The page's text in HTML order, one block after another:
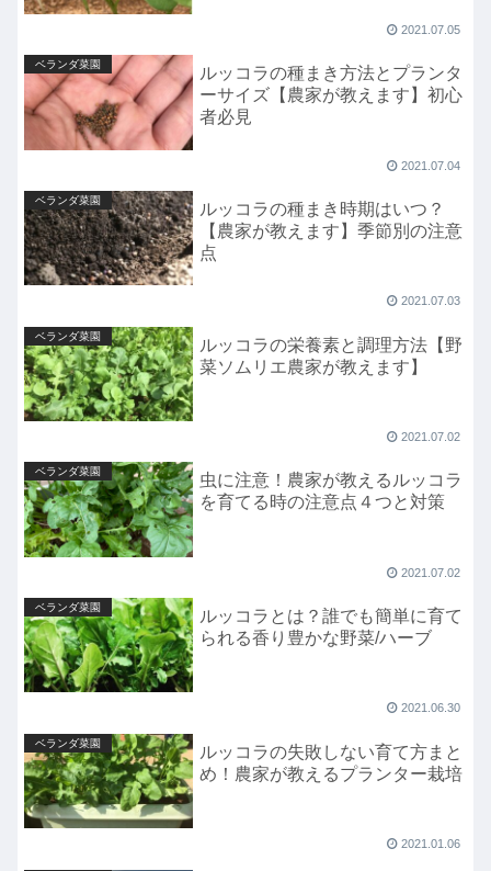
2021.07.05
ベランダ菜園
ルッコラの種まき方法とプランタ
ーサイズ【農家が教えます】初心
者必見
2021.07.04
ベランダ菜園
ルッコラの種まき時期はいつ？
【農家が教えます】季節別の注意
点
2021.07.03
ベランダ菜園
ルッコラの栄養素と調理方法【野
菜ソムリエ農家が教えます】
2021.07.02
ベランダ菜園
虫に注意！農家が教えるルッコラ
を育てる時の注意点４つと対策
2021.07.02
ベランダ菜園
ルッコラとは？誰でも簡単に育て
られる香り豊かな野菜/ハーブ
2021.06.30
ベランダ菜園
ルッコラの失敗しない育て方まと
め！農家が教えるプランター栽培
2021.01.06